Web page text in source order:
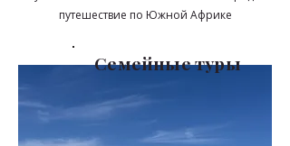
путешествие по Южной Африке
Семейные туры